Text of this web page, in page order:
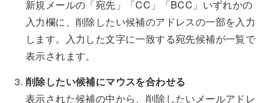
新規メールの「宛先」「CC」「BCC」いずれかの
入力欄に、削除したい候補のアドレスの一部を入力
します。入力した文字に一致する宛先候補が一覧で
表示されます。
削除したい候補にマウスを合わせる
表示された候補の中から、削除したいメールアドレ